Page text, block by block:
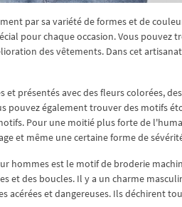
par sa variété de formes et de
pour chaque occasion. Vous pouvez
des vêtements. Dans cet
présentés avec des fleurs colorées,
pouvez également trouver des motifs
Pour une moitié plus forte de
et même une certaine forme de
hommes est le motif de broderie
et des boucles. Il y a un charme
acérées et dangereuses. Ils déchirent